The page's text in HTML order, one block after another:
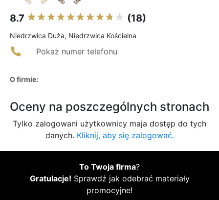
8.7 (18)
Niedrzwica Duża, Niedrzwica Kościelna
Pokaż numer telefonu
O firmie:
Oceny na poszczególnych stronach
Tylko zalogowani użytkownicy maja dostęp do tych
danych. Kliknij, aby się zalogować.
To Twoja firma?
Gratulacje! Sprawdź jak odebrać materiały
promocyjne!